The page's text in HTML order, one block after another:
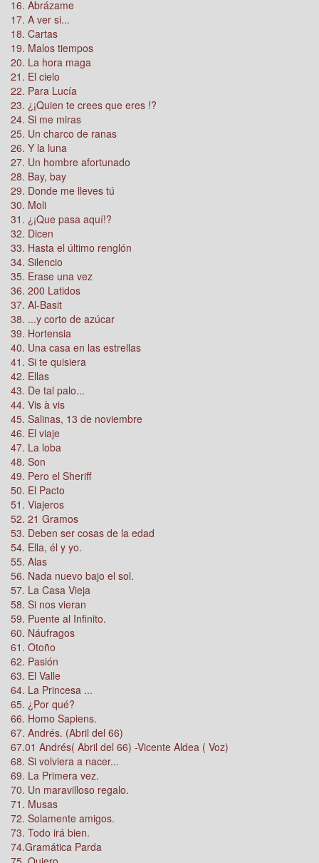
16. Abrázame
17. A ver si...
18. Cartas
19. Malos tiempos
20. La hora maga
21. El cielo
22. Para Lucía
23. ¿¡Quien te crees que eres !?
24. Si me miras
25. Un charco de ranas
26. Y la luna
27. Un hombre afortunado
28. Bay, bay
29. Donde me lleves tú
30. Moli
31. ¿¡Que pasa aquí!?
32. Dicen
33. Hasta el último renglón
34. Silencio
35. Erase una vez
36. 200 Latidos
37. Al-Basit
38. ...y corto de azúcar
39. Hortensia
40. Una casa en las estrellas
41. Si te quisiera
42. Ellas
43. De tal palo...
44. Vis à vis
45. Salinas, 13 de noviembre
46. El viaje
47. La loba
48. Son
49. Pero el Sheriff
50. El Pacto
51. Viajeros
52. 21 Gramos
53. Deben ser cosas de la edad
54. Ella, él y yo.
55. Alas
56. Nada nuevo bajo el sol.
57. La Casa Vieja
58. Si nos vieran
59. Puente al Infinito.
60. Náufragos
61. Otoño
62. Pasión
63. El Valle
64. La Princesa ...
65. ¿Por qué?
66. Homo Sapiens.
67. Andrés. (Abril del 66)
67.01 Andrés( Abril del 66) -Vicente Aldea ( Voz)
68. Si volviera a nacer...
69. La Primera vez.
70. Un maravilloso regalo.
71. Musas
72. Solamente amigos.
73. Todo irá bien.
74.Gramática Parda